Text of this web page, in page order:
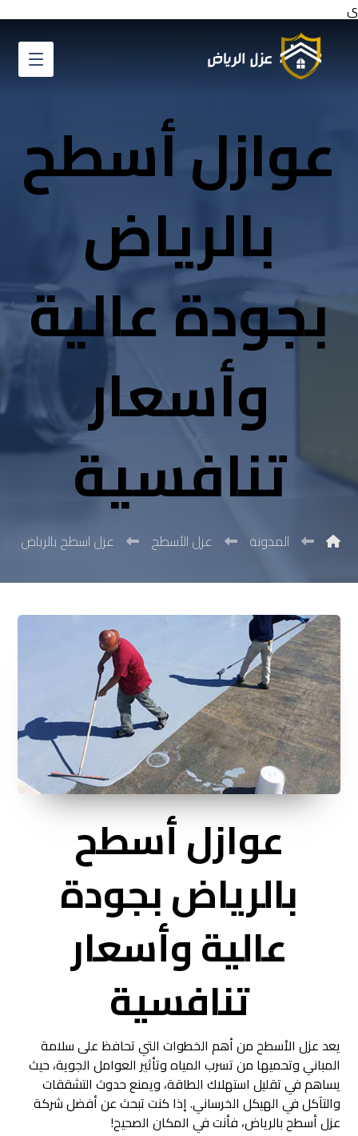
ي
عوازل أسطح
بالرياض
بجودة عالية
وأسعار
تنافسية
المدونة عزل الأسطح عزل اسطح بالرياض
عوازل أسطح
بالرياض بجودة
عالية وأسعار
تنافسية
يعد عزل الأسطح من أهم الخطوات التي تحافظ على سلامة
المباني وتحميها من تسرب المياه وتأثير العوامل الجوية، حيث
يساهم في تقليل استهلاك الطاقة، ويمنع حدوث التشققات
والتآكل في الهيكل الخرساني. إذا كنت تبحث عن أفضل شركة
عزل أسطح بالرياض، فأنت في المكان الصحيح!